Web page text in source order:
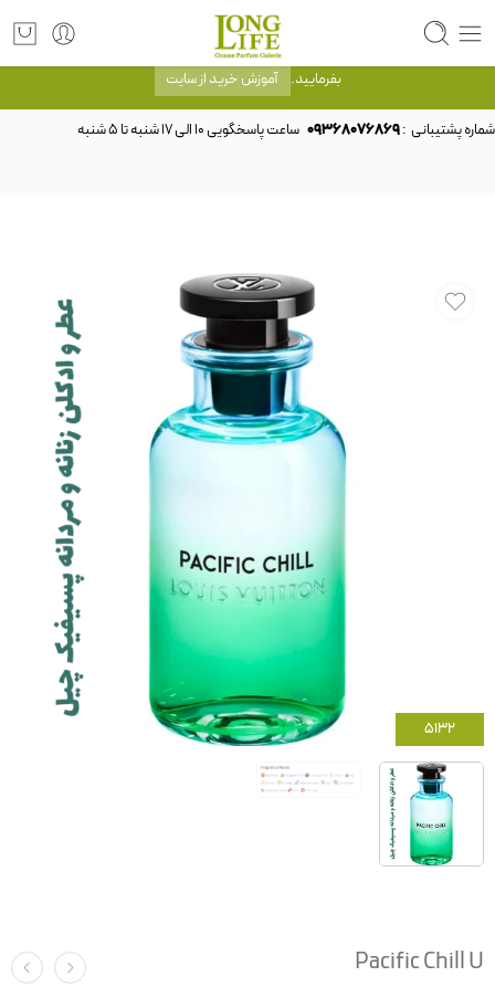
توجه! برند لانگ لایف رایحه های معروف را با شیشه و بسته بندی خود شرکت لانگ لایف
عرضه می کند.که با انتخاب حجم هر ادکلنی می توانید شیشه و بسته بندی را ملاحظه
بفرمایید. آموزش خرید از سایت
شماره پشتیبانی :09368076869
5132
Pacific Chill U